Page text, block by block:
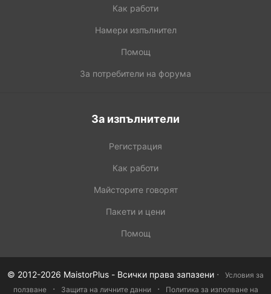
Как работи
Намери изпълнител
Помощ
За потребители на форума
За изпълнители
Регистрация
Как работи
Майсторите говорят
Пакети и цени
Помощ
© 2012-2026 MaistorPlus - Всички права запазени ·
Условия за
ползване
· Защита на личните данни · Политика за изполване на